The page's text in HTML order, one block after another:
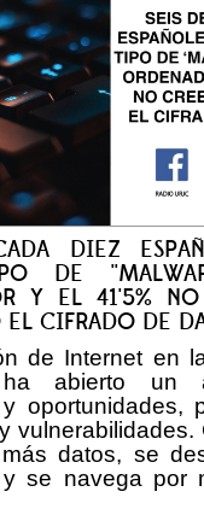
DIEZ
DE
Y EL 41'5% NO
EL CIFRADO DE
de Internet en
ha abierto un
oportunidades,
vulnerabilidades.
datos, se
y se navega por